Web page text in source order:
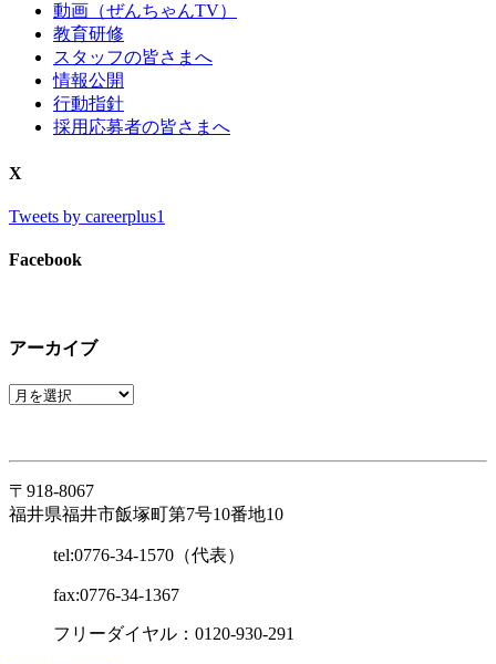
動画（ぜんちゃんTV）
教育研修
スタッフの皆さまへ
情報公開
行動指針
採用応募者の皆さまへ
X
Tweets by careerplus1
Facebook
アーカイブ
〒918-8067
福井県福井市飯塚町第7号10番地10
tel:0776-34-1570（代表）
fax:0776-34-1367
フリーダイヤル：0120-930-291